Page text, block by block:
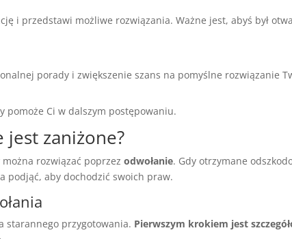
i przedstawi możliwe rozwiązania. Ważne jest, abyś był
porady i zwiększenie szans na pomyślne rozwiązanie
pomoże Ci w dalszym postępowaniu.
jest zaniżone?
rozwiązać poprzezodwołanie. Gdy otrzymane
podjąć, aby dochodzić swoich praw.
starannego przygotowania. Pierwszym krokiem jest